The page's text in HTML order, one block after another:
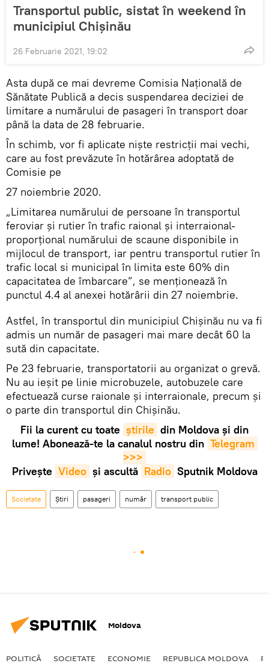
Transportul public, sistat în weekend în
municipiul Chișinău
26 Februarie 2021, 19:02
Asta după ce mai devreme Comisia Națională de
Sănătate Publică a decis suspendarea deciziei de
limitare a numărului de pasageri în transport doar
până la data de 28 februarie.
În schimb, vor fi aplicate niște restricții mai vechi,
care au fost prevăzute în hotărârea adoptată de
Comisie pe
27 noiembrie 2020.
„Limitarea numărului de persoane în transportul
feroviar şi rutier în trafic raional şi interraional-
proporţional numărului de scaune disponibile in
mijlocul de transport, iar pentru transportul rutier în
trafic local si municipal în limita este 60% din
capacitatea de îmbarcare”, se menționează în
punctul 4.4 al anexei hotărârii din 27 noiembrie.
Astfel, în transportul din municipiul Chișinău nu va fi
admis un număr de pasageri mai mare decât 60 la
sută din capacitate.
Pe 23 februarie, transportatorii au organizat o grevă.
Nu au ieșit pe linie microbuzele, autobuzele care
efectuează curse raionale și interraionale, precum și
o parte din transportul din Chișinău.
Fii la curent cu toate știrile din Moldova și din
lume! Abonează-te la canalul nostru din Telegram
>>>
Privește Video și ascultă Radio Sputnik Moldova
Societate Știri pasageri număr transport public
Moldova
POLITICĂ SOCIETATE ECONOMIE REPUBLICA MOLDOVA